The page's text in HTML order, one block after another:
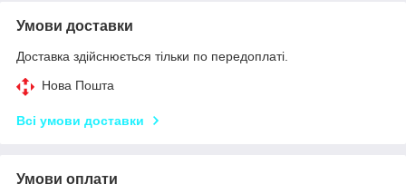
Умови доставки
Доставка здійснюється тільки по передоплаті.
Нова Пошта
Всі умови доставки
Умови оплати